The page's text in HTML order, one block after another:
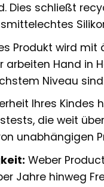
Dies schließt
Produkt wird mit
arbeiten Hand in
Niveau
Ihres Kindes
die weit
unabhängigen
Weber
Jahre hinweg